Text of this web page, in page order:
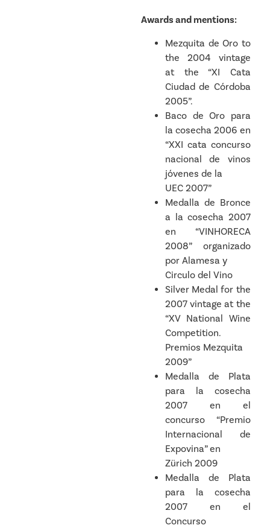
Awards and mentions:
Mezquita de Oro to
the 2004 vintage
at the “XI Cata
Ciudad de Córdoba
2005”.
Baco de Oro para
la cosecha 2006 en
“XXI cata concurso
nacional de vinos
jóvenes de la
UEC 2007”
Medalla de Bronce
a la cosecha 2007
en “VINHORECA
2008” organizado
por Alamesa y
Circulo del Vino
Silver Medal for the
2007 vintage at the
“XV National Wine
Competition.
Premios Mezquita
2009”
Medalla de Plata
para la cosecha
2007 en el
concurso “Premio
Internacional de
Expovina” en
Zürich 2009
Medalla de Plata
para la cosecha
2007 en el
Concurso